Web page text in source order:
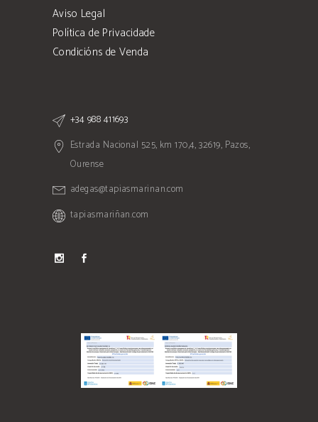
Aviso Legal
Política de Privacidade
Condicións de Venda
+34 988 411693
Estrada Nacional 525, km 170,4, 32619, Pazos,
Ourense
adegas@tapiasmarinan.com
tapiasmariñan.com